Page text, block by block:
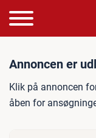
Annoncen er
Klik på annoncen
åben for